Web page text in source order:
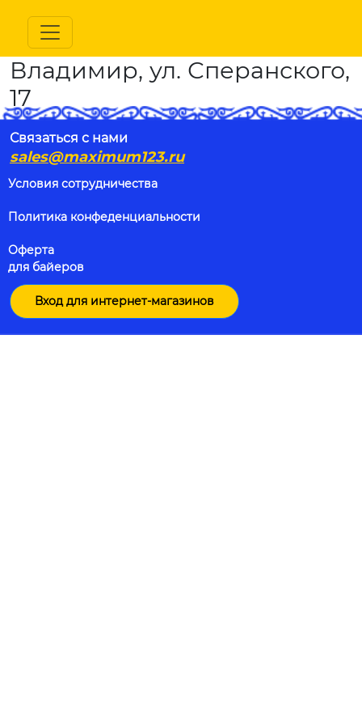
Владимир, ул. Сперанского,
17
Связаться с нами
sales@maximum123.ru
Условия сотрудничества
Политика конфеденциальности
Оферта
для байеров
Вход для интернет-магазинов